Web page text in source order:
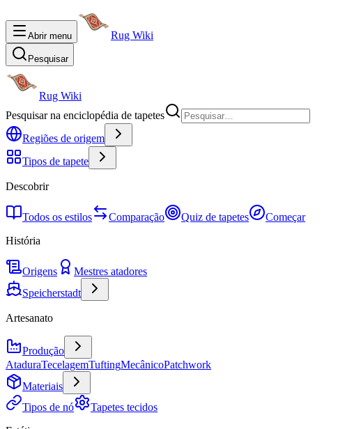
Abrir menu Rug Wiki
Pesquisar
Rug Wiki
Pesquisar na enciclopédia de tapetes
Regiões de origem
Tipos de tapete
Descobrir
Todos os estilos Comparação Quiz de tapetes
Começar
História
Origens
Mestres atadores
Speicherstadt
Artesanato
Produção
AtaduraTecelagemTuftingMecânicoPatchwork
Materiais
Tipos de nó
Tapetes tecidos